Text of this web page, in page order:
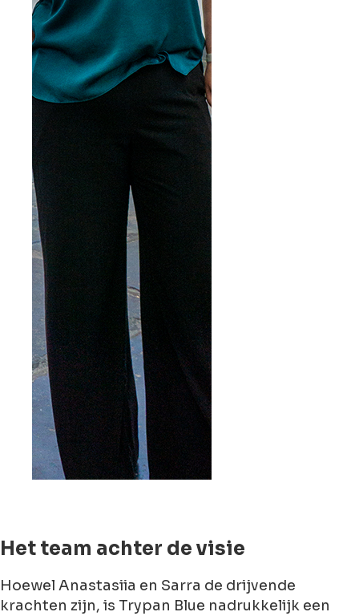
Het team achter de visie
Hoewel Anastasiia en Sarra de drijvende
krachten zijn, is Trypan Blue nadrukkelijk een